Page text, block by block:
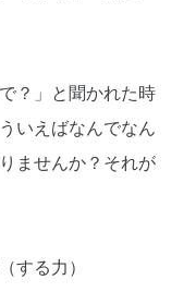
？」と聞かれた時
いえばなんでなん
ませんか？それが
する力）